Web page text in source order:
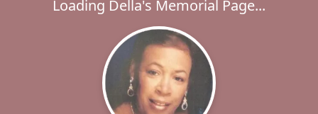
Loading Della's Memorial Page...